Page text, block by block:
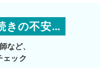
きの不安…
など、
ェック